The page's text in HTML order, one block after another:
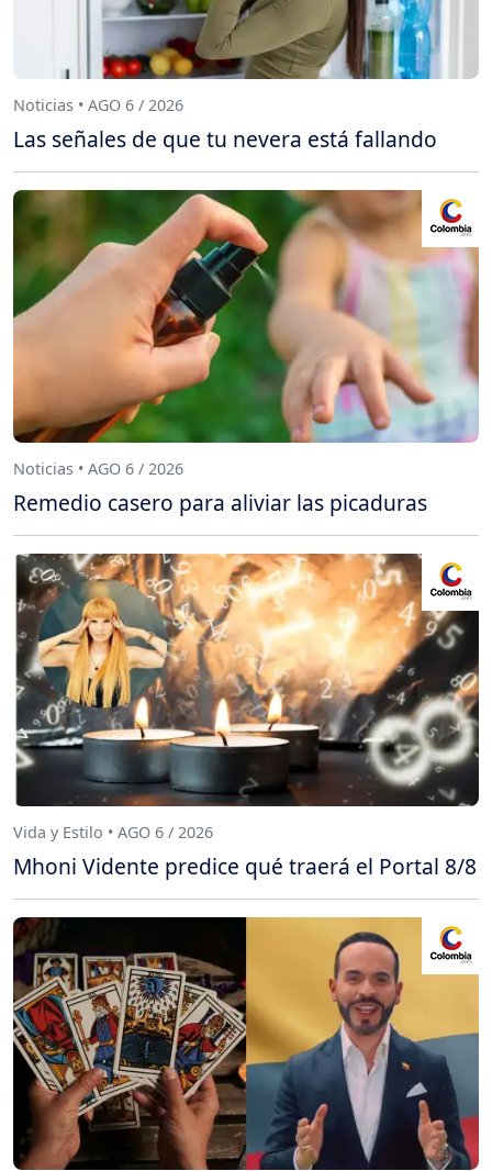
Noticias • AGO 6 / 2026
Las señales de que tu nevera está fallando
Noticias • AGO 6 / 2026
Remedio casero para aliviar las picaduras
Vida y Estilo • AGO 6 / 2026
Mhoni Vidente predice qué traerá el Portal 8/8